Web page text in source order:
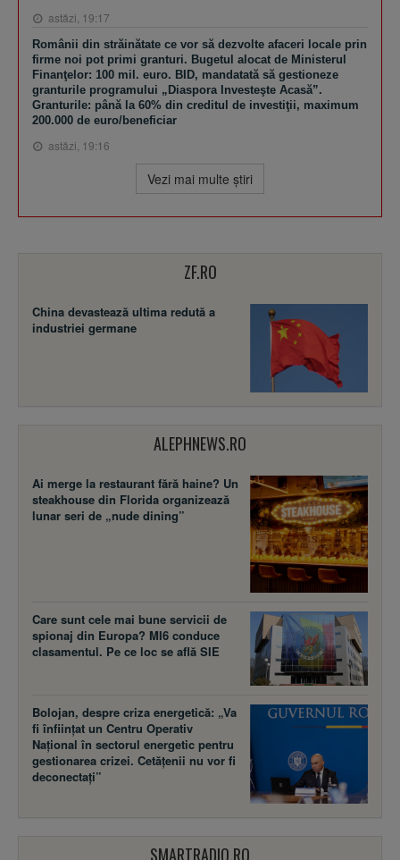
astăzi, 19:17
Românii din străinătate ce vor să dezvolte afaceri locale prin
firme noi pot primi granturi. Bugetul alocat de Ministerul
Finanţelor: 100 mil. euro. BID, mandatată să gestioneze
granturile programului „Diaspora Investeşte Acasă”.
Granturile: până la 60% din creditul de investiţii, maximum
200.000 de euro/beneficiar
astăzi, 19:16
Vezi mai multe ştiri
ZF.RO
China devastează ultima redută a
industriei germane
ALEPHNEWS.RO
Ai merge la restaurant fără haine? Un
steakhouse din Florida organizează
lunar seri de „nude dining”
Care sunt cele mai bune servicii de
spionaj din Europa? MI6 conduce
clasamentul. Pe ce loc se află SIE
Bolojan, despre criza energetică: „Va
fi înființat un Centru Operativ
Național în sectorul energetic pentru
gestionarea crizei. Cetățenii nu vor fi
deconectați”
SMARTRADIO.RO